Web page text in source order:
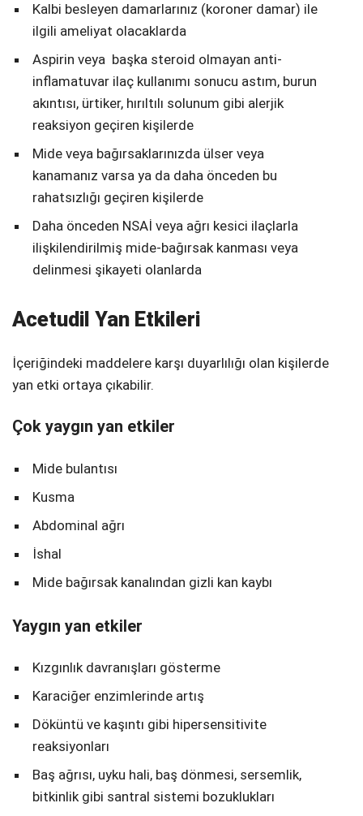
Kalbi besleyen damarlarınız (koroner damar) ile
ilgili ameliyat olacaklarda
Aspirin veya başka steroid olmayan anti-
inflamatuvar ilaç kullanımı sonucu astım, burun
akıntısı, ürtiker, hırıltılı solunum gibi alerjik
reaksiyon geçiren kişilerde
Mide veya bağırsaklarınızda ülser veya
kanamanız varsa ya da daha önceden bu
rahatsızlığı geçiren kişilerde
Daha önceden NSAİ veya ağrı kesici ilaçlarla
ilişkilendirilmiş mide-bağırsak kanması veya
delinmesi şikayeti olanlarda
Acetudil Yan Etkileri
İçeriğindeki maddelere karşı duyarlılığı olan kişilerde
yan etki ortaya çıkabilir.
Çok yaygın yan etkiler
Mide bulantısı
Kusma
Abdominal ağrı
İshal
Mide bağırsak kanalından gizli kan kaybı
Yaygın yan etkiler
Kızgınlık davranışları gösterme
Karaciğer enzimlerinde artış
Döküntü ve kaşıntı gibi hipersensitivite
reaksiyonları
Baş ağrısı, uyku hali, baş dönmesi, sersemlik,
bitkinlik gibi santral sistemi bozuklukları